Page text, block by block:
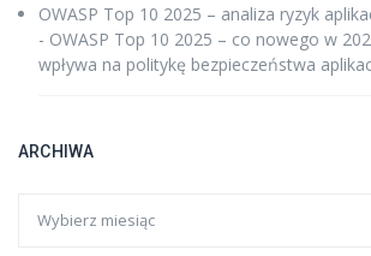
OWASP Top 10 2025 – analiza ryzyk
- OWASP Top 10 2025 – co nowego w
wpływa na politykę bezpieczeństwa
ARCHIWA